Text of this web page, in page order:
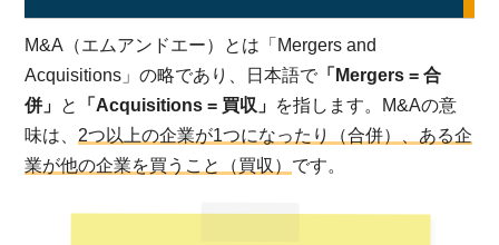
M&A（エムアンドエー）とは「Mergers and
Acquisitions」の略であり、日本語で 「Mergers = 合
併」 と 「Acquisitions = 買収」 を指します。M&Aの意
味は、 2つ以上の企業が1つになったり（合併）、ある企
業が他の企業を買うこと（買収） です。